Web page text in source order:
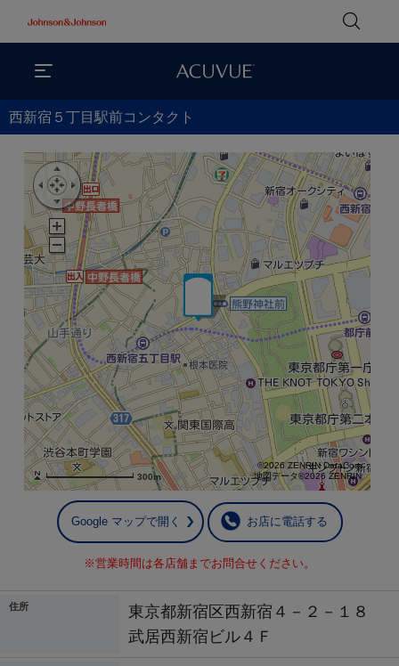
西新宿５丁目駅前コンタクト
300m
©2026 ZENRIN DataCom
地図データ©2026 ZENRIN
Google マップで開く お店に電話する
※営業時間は各店舗までお問合せください。
住所
東京都新宿区西新宿４－２－１８
武居西新宿ビル４Ｆ